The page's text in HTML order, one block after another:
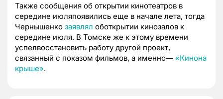
Также сообщения об открытии кинотеатров в
середине июляпоявились еще в начале лета, тогда
Чернышенко заявлял оботкрытии кинозалов к
середине июля. В Томске же к этому времени
успелвосстановить работу другой проект,
связанный с показом фильмов, а именно— «Кинона
крыше».